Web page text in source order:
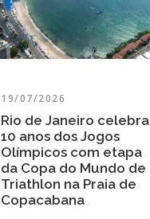
19/07/2026
Rio de Janeiro celebra
10 anos dos Jogos
Olímpicos com etapa
da Copa do Mundo de
Triathlon na Praia de
Copacabana